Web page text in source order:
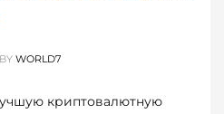
BY WORLD7
криптовалютную